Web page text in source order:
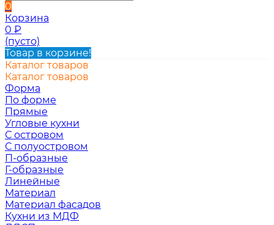
0
Корзина
0 ₽
(пусто)
Товар в корзине!
Каталог товаров
Каталог товаров
Форма
По форме
Прямые
Угловые кухни
С островом
С полуостровом
П-образные
Г-образные
Линейные
Материал
Материал фасадов
Кухни из МДФ